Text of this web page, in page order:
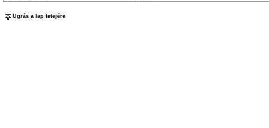
Ugrás a lap tetejére